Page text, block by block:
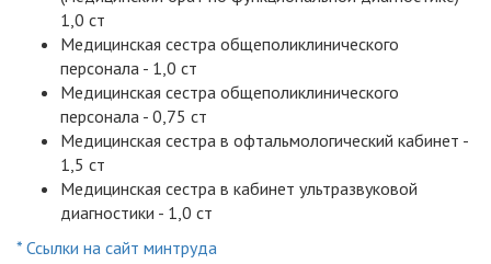
1,0 ст
Медицинская сестра общеполиклинического
персонала - 1,0 ст
Медицинская сестра общеполиклинического
персонала - 0,75 ст
Медицинская сестра в офтальмологический кабинет -
1,5 ст
Медицинская сестра в кабинет ультразвуковой
диагностики - 1,0 ст
* Ссылки на сайт минтруда